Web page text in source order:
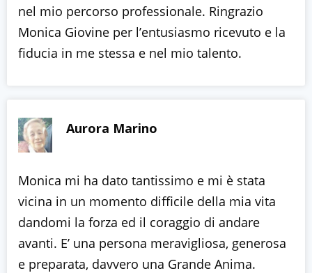
nel mio percorso professionale. Ringrazio
Monica Giovine per l’entusiasmo ricevuto e la
fiducia in me stessa e nel mio talento.
Aurora Marino
Monica mi ha dato tantissimo e mi è stata
vicina in un momento difficile della mia vita
dandomi la forza ed il coraggio di andare
avanti. E’ una persona meravigliosa, generosa
e preparata, davvero una Grande Anima.